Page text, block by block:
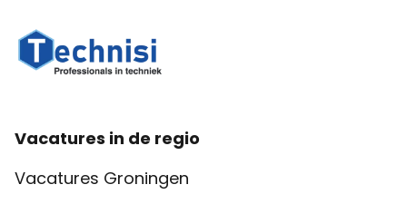
Vacatures in de regio
Vacatures Groningen